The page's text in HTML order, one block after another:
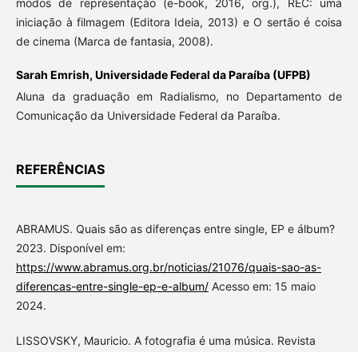
modos de representação (e-book, 2016, org.), REC: uma
iniciação à filmagem (Editora Ideia, 2013) e O sertão é coisa
de cinema (Marca de fantasia, 2008).
Sarah Emrish, Universidade Federal da Paraíba (UFPB)
Aluna da graduação em Radialismo, no Departamento de
Comunicação da Universidade Federal da Paraíba.
REFERÊNCIAS
ABRAMUS. Quais são as diferenças entre single, EP e álbum?
2023. Disponível em:
https://www.abramus.org.br/noticias/21076/quais-sao-as-
diferencas-entre-single-ep-e-album/Acesso em: 15 maio
2024.
LISSOVSKY, Mauricio. A fotografia é uma música. Revista